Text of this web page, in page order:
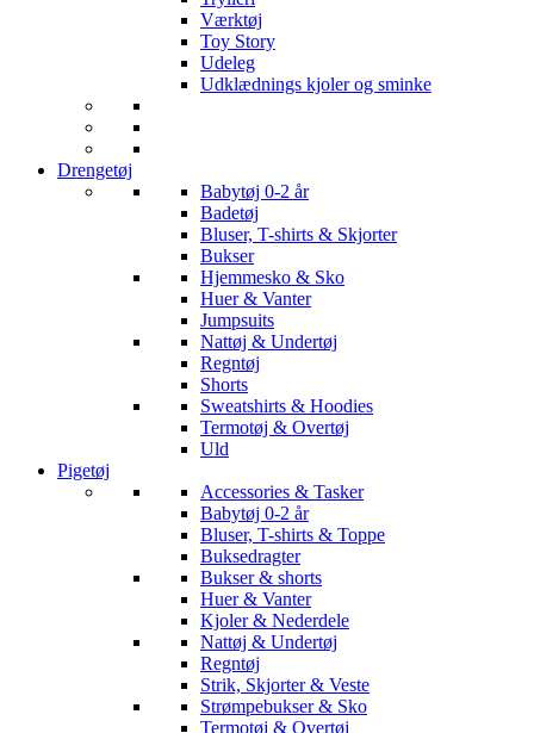
Værktøj
Toy Story
Udeleg
Udklædnings kjoler og sminke
Drengetøj
Babytøj 0-2 år
Badetøj
Bluser, T-shirts & Skjorter
Bukser
Hjemmesko & Sko
Huer & Vanter
Jumpsuits
Nattøj & Undertøj
Regntøj
Shorts
Sweatshirts & Hoodies
Termotøj & Overtøj
Uld
Pigetøj
Accessories & Tasker
Babytøj 0-2 år
Bluser, T-shirts & Toppe
Buksedragter
Bukser & shorts
Huer & Vanter
Kjoler & Nederdele
Nattøj & Undertøj
Regntøj
Strik, Skjorter & Veste
Strømpebukser & Sko
Termotøj & Overtøj